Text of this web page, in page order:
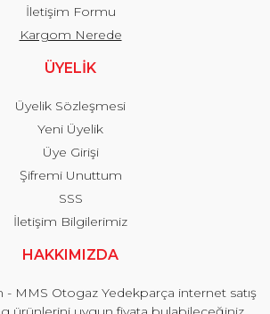
İletişim Formu
Kargom Nerede
ÜYELİK
Üyelik Sözleşmesi
Yeni Üyelik
Üye Girişi
Şifremi Unuttum
SSS
İletişim Bilgilerimiz
HAKKIMIZDA
MMS Otogaz Yedekparça internet satış